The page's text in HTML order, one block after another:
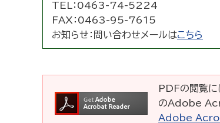
TEL： 0463-74-5224
FAX： 0463-95-7615
お知らせ： 問い合わせメールはこちら
PDFの閲覧
のAdobe
Adobe